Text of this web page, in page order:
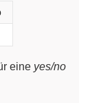
eine yes/no